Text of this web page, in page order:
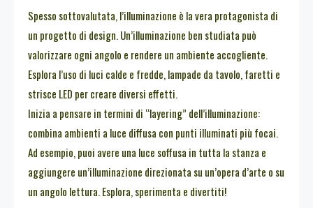
Spesso sottovalutata, l’illuminazione è la vera protagonista di
un progetto di design. Un’illuminazione ben studiata può
valorizzare ogni angolo e rendere un ambiente accogliente.
Esplora l’uso di luci calde e fredde, lampade da tavolo, faretti e
strisce LED per creare diversi effetti.
Inizia a pensare in termini di “layering” dell’illuminazione:
combina ambienti a luce diffusa con punti illuminati più focai.
Ad esempio, puoi avere una luce soffusa in tutta la stanza e
aggiungere un’illuminazione direzionata su un’opera d’arte o su
un angolo lettura. Esplora, sperimenta e divertiti!